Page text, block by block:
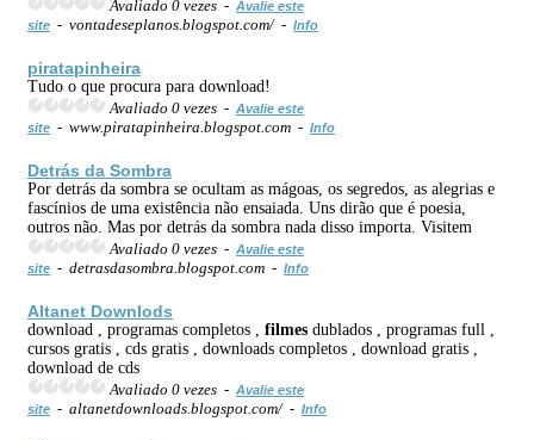
Avaliado 0 vezes - Avalie este
site - vontadeseplanos.blogspot.com/ - Info
piratapinheira
Tudo o que procura para download!
Avaliado 0 vezes - Avalie este
site - www.piratapinheira.blogspot.com - Info
Detrás da Sombra
Por detrás da sombra se ocultam as mágoas, os segredos, as alegrias e
fascínios de uma existência não ensaiada. Uns dirão que é poesia,
outros não. Mas por detrás da sombra nada disso importa. Visitem
Avaliado 0 vezes - Avalie este
site - detrasdasombra.blogspot.com - Info
Altanet Downlods
download , programas completos , filmes dublados , programas full ,
cursos gratis , cds gratis , downloads completos , download gratis ,
download de cds
Avaliado 0 vezes - Avalie este
site - altanetdownloads.blogspot.com/ - Info